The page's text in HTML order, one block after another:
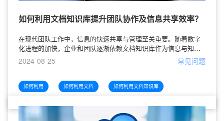
如何利用文档知识库提升团队协作及信息共享效率？
在现代团队工作中，信息的快速共享与管理至关重要。随着数字
化进程的加快，企业和团队逐渐依赖文档知识库作为信息与知识
的集中管理工具。文章将探讨如何利用文档知识库来提升团队的
协作与信息共享效率，从而提高整体
2024-08-25 常见问题
如何利用 如何利用文档 如何利用文档知识库